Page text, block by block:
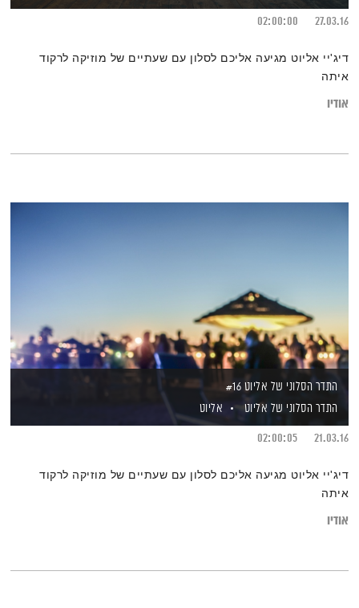
27.03.16
02:00:00
דיג'יי אליוט מגיעה אליכם לסלון עם שעתיים של מוזיקה לרקוד
איתה
אודיו
התדר הסלוני של אליוט #16
התדר הסלוני של אליוט
אליוט
21.03.16
02:00:05
דיג'יי אליוט מגיעה אליכם לסלון עם שעתיים של מוזיקה לרקוד
איתה
אודיו